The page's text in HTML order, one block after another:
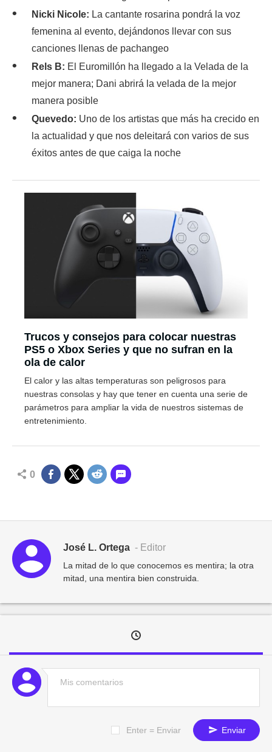
Nicki Nicole: La cantante rosarina pondrá la voz
femenina al evento, dejándonos llevar con sus
canciones llenas de pachangeo
Rels B: El Euromillón ha llegado a la Velada de la
mejor manera; Dani abrirá la velada de la mejor
manera posible
Quevedo: Uno de los artistas que más ha crecido en
la actualidad y que nos deleitará con varios de sus
éxitos antes de que caiga la noche
Trucos y consejos para colocar nuestras
PS5 o Xbox Series y que no sufran en la
ola de calor
El calor y las altas temperaturas son peligrosos para
nuestras consolas y hay que tener en cuenta una serie de
parámetros para ampliar la vida de nuestros sistemas de
entretenimiento.
0
José L. Ortega - Editor
La mitad de lo que conocemos es mentira; la otra
mitad, una mentira bien construida.
Enter = Enviar Enviar